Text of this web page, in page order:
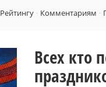
Рейтингу · Комментариям ·
Всех кто